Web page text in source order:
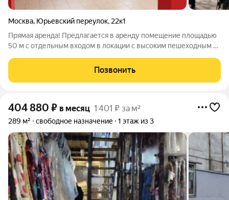
Москва, Юрьевский переулок, 22к1
Прямая аренда! Предлагается в аренду помещение площадью
50 м с отдельным входом в локации с высоким пешеходным и
этаже, имеет качественную чистовую отделку и полностью
готово к эксплуатации.
Позвонить
404 880 ₽ в месяц 1 401 ₽ за м²
289 м² свободное назначение 1 этаж из 3